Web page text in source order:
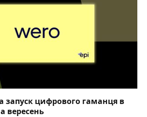
запуск цифрового гаманця в
вересень